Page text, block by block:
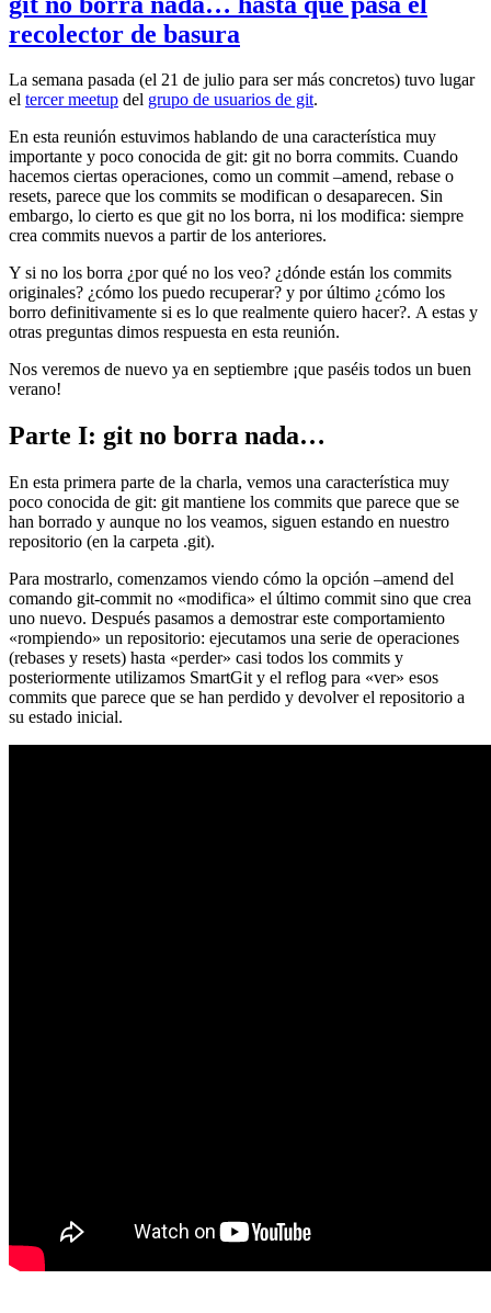
recolector de basura
La semana pasada (el 21 de julio para ser más concretos) tuvo lugar
el tercer meetup del grupo de usuarios de git.
En esta reunión estuvimos hablando de una característica muy
importante y poco conocida de git: git no borra commits. Cuando
hacemos ciertas operaciones, como un commit –amend, rebase o
resets, parece que los commits se modifican o desaparecen. Sin
embargo, lo cierto es que git no los borra, ni los modifica: siempre
crea commits nuevos a partir de los anteriores.
Y si no los borra ¿por qué no los veo? ¿dónde están los commits
originales? ¿cómo los puedo recuperar? y por último ¿cómo los
borro definitivamente si es lo que realmente quiero hacer?. A estas y
otras preguntas dimos respuesta en esta reunión.
Nos veremos de nuevo ya en septiembre ¡que paséis todos un buen
verano!
Parte I: git no borra nada…
En esta primera parte de la charla, vemos una característica muy
poco conocida de git: git mantiene los commits que parece que se
han borrado y aunque no los veamos, siguen estando en nuestro
repositorio (en la carpeta .git).
Para mostrarlo, comenzamos viendo cómo la opción –amend del
comando git-commit no «modifica» el último commit sino que crea
uno nuevo. Después pasamos a demostrar este comportamiento
«rompiendo» un repositorio: ejecutamos una serie de operaciones
(rebases y resets) hasta «perder» casi todos los commits y
posteriormente utilizamos SmartGit y el reflog para «ver» esos
commits que parece que se han perdido y devolver el repositorio a
su estado inicial.